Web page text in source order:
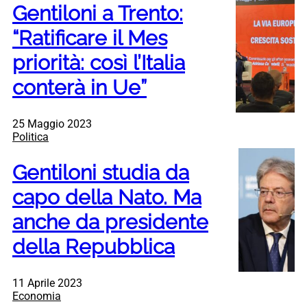
Gentiloni a Trento:
“Ratificare il Mes
priorità: così l’Italia
conterà in Ue”
25 Maggio 2023
Politica
Gentiloni studia da
capo della Nato. Ma
anche da presidente
della Repubblica
11 Aprile 2023
Economia